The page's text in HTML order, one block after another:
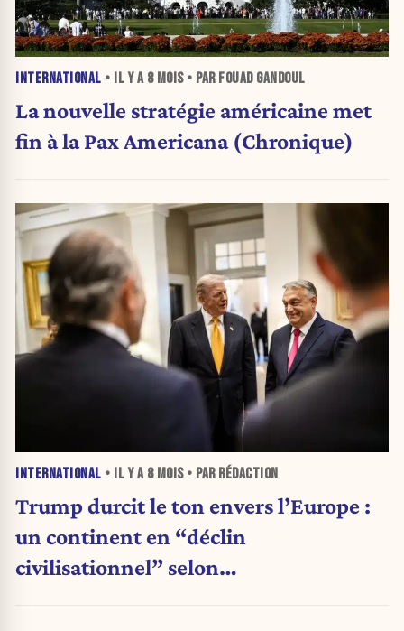
INTERNATIONAL • IL Y A 8 MOIS• PAR FOUAD GANDOUL
La nouvelle stratégie américaine met
fin à la Pax Americana (Chronique)
INTERNATIONAL • IL Y A 8 MOIS• PAR RÉDACTION
Trump durcit le ton envers l’Europe :
un continent en “déclin
civilisationnel” selon